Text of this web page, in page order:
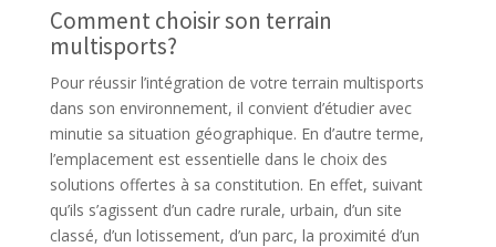
Comment choisir son terrain
multisports?
Pour réussir l’intégration de votre terrain multisports
dans son environnement, il convient d’étudier avec
minutie sa situation géographique. En d’autre terme,
l’emplacement est essentielle dans le choix des
solutions offertes à sa constitution. En effet, suivant
qu’ils s’agissent d’un cadre rurale, urbain, d’un site
classé, d’un lotissement, d’un parc, la proximité d’un